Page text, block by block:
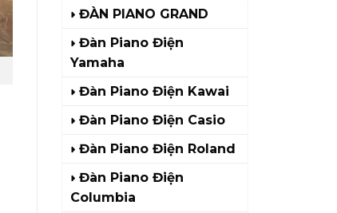
ĐÀN PIANO GRAND
Đàn Piano Điện
Yamaha
Đàn Piano Điện Kawai
Đàn Piano Điện Casio
Đàn Piano Điện Roland
Đàn Piano Điện
Columbia